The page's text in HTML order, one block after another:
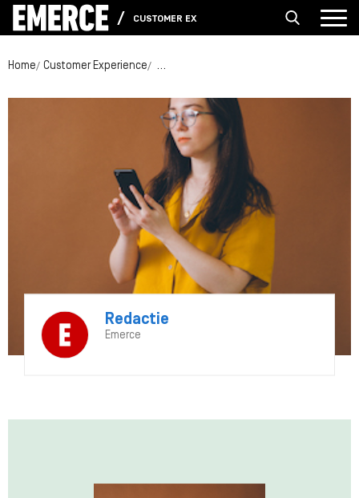
CUSTOMER EXPERIENCE
Home Customer Experience Gepersonaliseerde klantervaringen
Redactie
Emerce